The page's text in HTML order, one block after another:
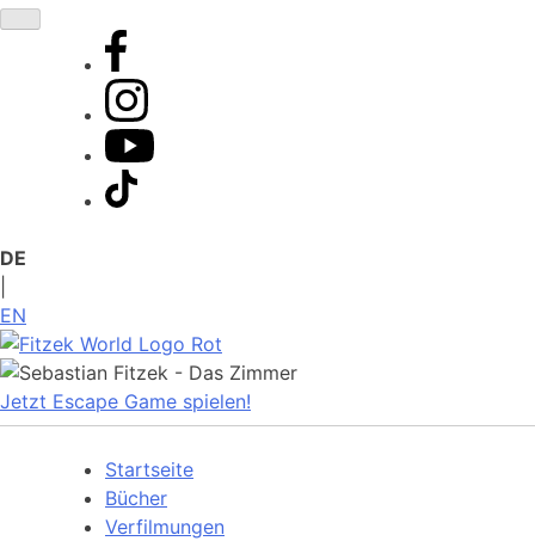
Zum
DE
EN
Jetzt Escape Game spielen!
Startseite
Bücher
Verfilmungen